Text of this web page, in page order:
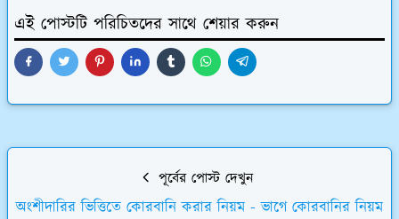
এই পোস্টটি পরিচিতদের সাথে শেয়ার করুন
পূর্বের পোস্ট দেখুন
অংশীদারির ভিত্তিতে কোরবানি করার নিয়ম - ভাগে কোরবানির নিয়ম